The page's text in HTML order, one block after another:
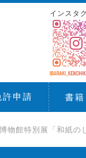
インスタ
許申請 書
物館特別展「和紙